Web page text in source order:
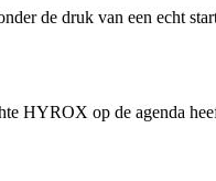
de druk van een echt
HYROX op de agenda